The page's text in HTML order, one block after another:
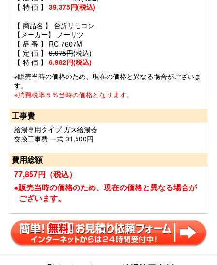
【 特 価 】 39,375円(税込)
【 商品名 】 台所リモコン
【メーカー】 ノーリツ
【 品 番 】 RC-7607M
【 定 価 】 9,975円(税込)
【 特 価 】 6,982円(税込)
※販売当時の価格のため、現在の価格と異なる場合がございま
す。
※消費税率５％当時の価格となります。
工事費
給湯専用タイプ ガス給湯器
交換工事費 一式 31,500円
費用総額
77,857円（税込）
※販売当時の価格のため、現在の価格と異なる場合が
ございます。